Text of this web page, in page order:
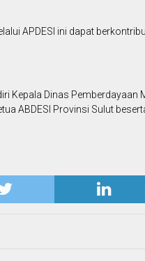
APDESI ini dapat
Kepala Dinas Pemberdayaan
ABDESI Provinsi Sulut